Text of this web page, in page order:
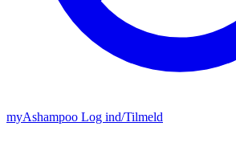
myAshampoo Log ind/Tilmeld